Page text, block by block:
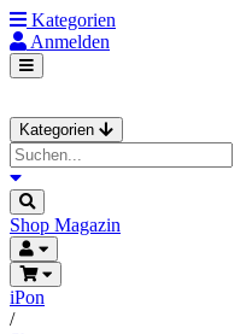
Kategorien
Anmelden
Kategorien
Shop Magazin
iPon
/